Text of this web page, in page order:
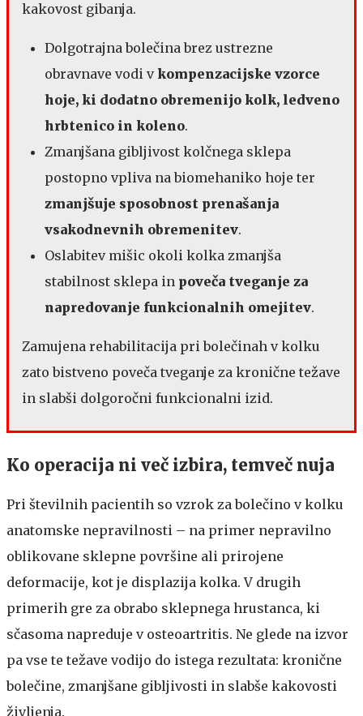
kakovost gibanja.
Dolgotrajna bolečina brez ustrezne
obravnave vodi vkompenzacijske vzorce
hoje, ki dodatno obremenijo kolk, ledveno
hrbtenico in koleno.
Zmanjšana gibljivost kolčnega sklepa
postopno vpliva na biomehaniko hoje ter
zmanjšuje sposobnost prenašanja
vsakodnevnih obremenitev.
Oslabitev mišic okoli kolka zmanjša
stabilnost sklepa in poveča tveganje za
napredovanje funkcionalnih omejitev.
Zamujena rehabilitacija pri bolečinah v kolku
zato bistveno poveča tveganje za kronične težave
in slabši dolgoročni funkcionalni izid.
Ko operacija ni več izbira, temveč nuja
Pri številnih pacientih so vzrok za bolečino v kolku
anatomske nepravilnosti – na primer nepravilno
oblikovane sklepne površine ali prirojene
deformacije, kot je displazija kolka. V drugih
primerih gre za obrabo sklepnega hrustanca, ki
sčasoma napreduje v osteoartritis. Ne glede na izvor
pa vse te težave vodijo do istega rezultata: kronične
bolečine, zmanjšane gibljivosti in slabše kakovosti
življenja.